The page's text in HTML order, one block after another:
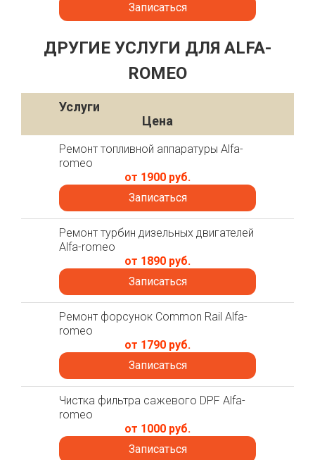
Записаться
ДРУГИЕ УСЛУГИ ДЛЯ ALFA-
ROMEO
Услуги
Цена
Ремонт топливной аппаратуры Alfa-
romeo
от 1900 руб.
Записаться
Ремонт турбин дизельных двигателей
Alfa-romeo
от 1890 руб.
Записаться
Ремонт форсунок Common Rail Alfa-
romeo
от 1790 руб.
Записаться
Чистка фильтра сажевого DPF Alfa-
romeo
от 1000 руб.
Записаться